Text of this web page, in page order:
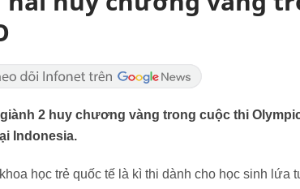
2 huy chương vàng trong cuộc thi
Indonesia.
học trẻ quốc tế là kì thi dành cho học sinh lứa